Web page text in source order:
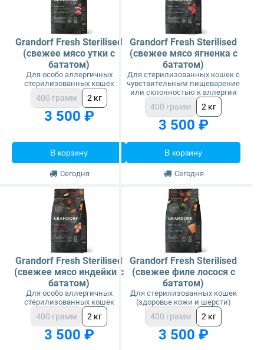
Grandorf Fresh Sterilised
(свежее мясо утки с
бататом)
Для особо аллергичных
стерилизованных кошек
400 грамм 2 кг
3 500 ₽
В корзину
Сегодня
Grandorf Fresh Sterilised
(свежее мясо ягненка с
бататом)
Для стерилизованных кошек с
чувствительным пищеварение
или склонностью к аллергии
400 грамм 2 кг
3 500 ₽
В корзину
Сегодня
Grandorf Fresh Sterilised
(свежее мясо индейки с
бататом)
Для особо аллергичных
стерилизованных кошек
400 грамм 2 кг
3 500 ₽
Grandorf Fresh Sterilised
(свежее филе лосося с
бататом)
Для стерилизованных кошек
(здоровье кожи и шерсти)
400 грамм 2 кг
3 500 ₽